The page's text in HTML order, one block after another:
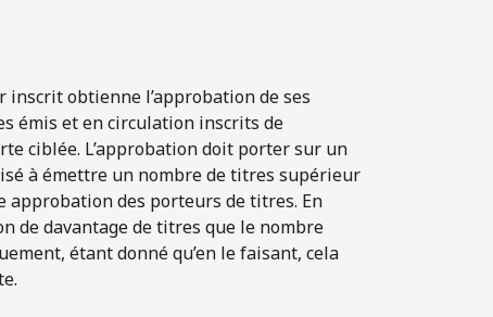
inscrit obtienne l’approbation de ses
émis et en circulation inscrits de
ciblée. L’approbation doit porter sur un
à émettre un nombre de titres supérieur
approbation des porteurs de titres. En
de davantage de titres que le nombre
étant donné qu’en le faisant, cela